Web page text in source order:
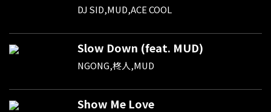
DJ SID,MUD,ACE COOL
Slow Down (feat. MUD)
NGONG,柊人,MUD
Show Me Love